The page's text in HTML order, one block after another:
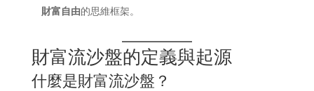
財富自由的思維框架。
財富流沙盤的定義與起源
什麼是財富流沙盤？